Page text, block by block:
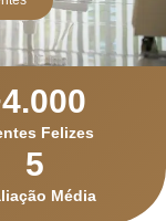
Felizes
4.000
Média
5